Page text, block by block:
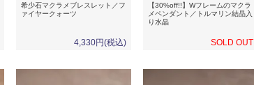
希少石マクラメブレスレット／フ
ァイヤークォーツ
4,330円(税込)
【30%off!!】Wフレームのマクラ
メペンダント／トルマリン結晶入
り水晶
SOLD OUT